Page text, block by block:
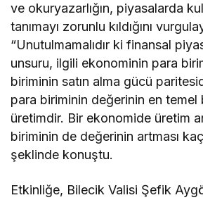
ve okuryazarlığın, piyasalarda
tanımayı zorunlu kıldığını
“Unutulmamalıdır ki finansal
unsuru, ilgili ekonominin para
biriminin satın alma gücü
para biriminin değerinin en temel
üretimdir. Bir ekonomide üretim
biriminin de değerinin artması
şeklinde konuştu.
Etkinliğe, Bilecik Valisi Şefik